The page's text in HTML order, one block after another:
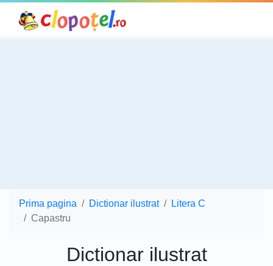
Prima pagina Dictionar ilustrat
Litera C
Capastru
Dictionar ilustrat